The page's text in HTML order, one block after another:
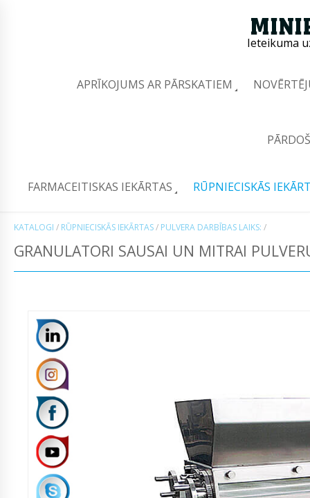
Ieteikuma
APRĪKOJUMS AR PĀRSKATIEM
FARMACEITISKAS IEKĀRTAS RŪPNIECISKĀS
KATALOGI / RŪPNIECISKĀS IEKĀRTAS/ PULVERA DARBĪBAS LAIKS: /
GRANULATORI SAUSAI UN MITRAI